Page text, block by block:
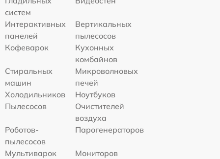
систем
Интерактивных
панелей
Вертикальных
пылесосов
Кофеварок
Кухонных
комбайнов
Стиральных
машин
Микроволновых
печей
Холодильников
Ноутбуков
Пылесосов
Очистителей
воздуха
Роботов-
пылесосов
Парогенераторов
Мультиварок
Мониторов